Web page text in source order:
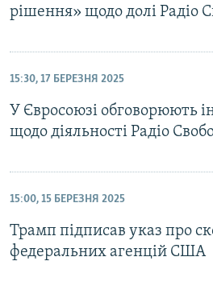
рішення» щодо долі Радіо
15:30, 17 БЕРЕЗНЯ 2025
У Євросоюзі обговорюють
щодо діяльності Радіо
15:00, 15 БЕРЕЗНЯ 2025
Трамп підписав указ про
федеральних агенцій США